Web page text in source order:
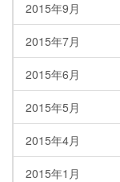
2015年9月
2015年7月
2015年6月
2015年5月
2015年4月
2015年1月